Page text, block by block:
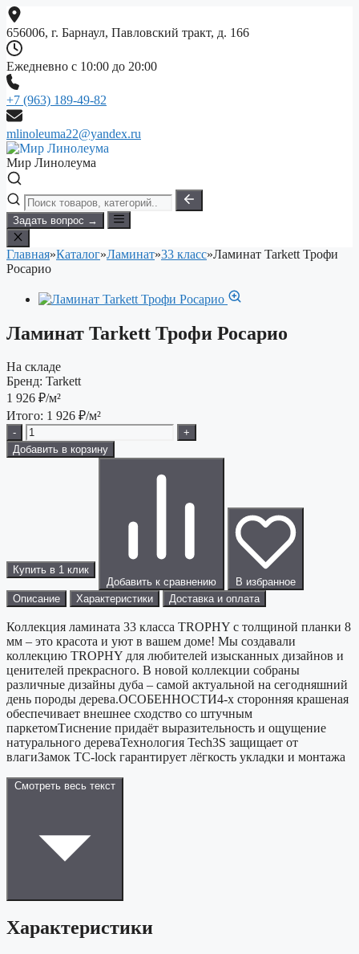
Перейти
к
содержимому
656006, г. Барнаул, Павловский тракт, д. 166
Ежедневно с 10:00 до 20:00
+7 (963) 189-49-82
mlinoleuma22@yandex.ru
Мир Линолеума
Задать вопрос →
Главная»Каталог»Ламинат»33 класс»Ламинат Tarkett Трофи
Росарио
Ламинат Tarkett Трофи Росарио
На складе
Бренд: Tarkett
1 926 ₽/м²
Итого: 1 926 ₽/м²
-
+
Добавить в корзину
Купить в 1 клик
Добавить к сравнению
В избранное
Описание
Характеристики Доставка и оплата
Коллекция ламината 33 класса TROPHY с толщиной планки 8
мм – это красота и уют в вашем доме! Мы создавали
коллекцию TROPHY для любителей изысканных дизайнов и
ценителей прекрасного. В новой коллекции собраны
различные дизайны дуба – самой актуальной на сегодняшний
день породы дерева.ОСОБЕННОСТИ4-х сторонняя крашеная
обеспечивает внешнее сходство со штучным
паркетомТиснение придаёт выразительность и ощущение
натурального дереваТехнология Tech3S защищает от
влагиЗамок TC-lock гарантирует лёгкость укладки и монтажа
Смотреть весь текст
Характеристики